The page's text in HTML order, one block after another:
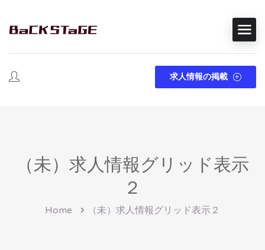
求人情報の掲載
（未）求人情報グリッド表示
２
Home （未）求人情報グリッド表示２